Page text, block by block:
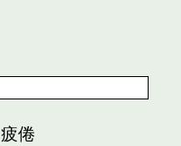
疲倦